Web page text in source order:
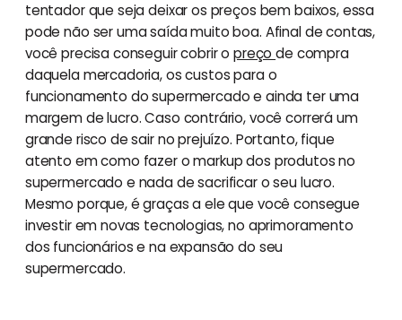
tentador que seja deixar os preços bem baixos, essa
pode não ser uma saída muito boa. Afinal de contas,
você precisa conseguir cobrir opreçode compra
daquela mercadoria, os custos para o
funcionamento do supermercado e ainda ter uma
margem de lucro. Caso contrário, você correrá um
grande risco de sair no prejuízo. Portanto, fique
atento em como fazer o markup dos produtos no
supermercado e nada de sacrificar o seu lucro.
Mesmo porque, é graças a ele que você consegue
investir em novas tecnologias, no aprimoramento
dos funcionários e na expansão do seu
supermercado.